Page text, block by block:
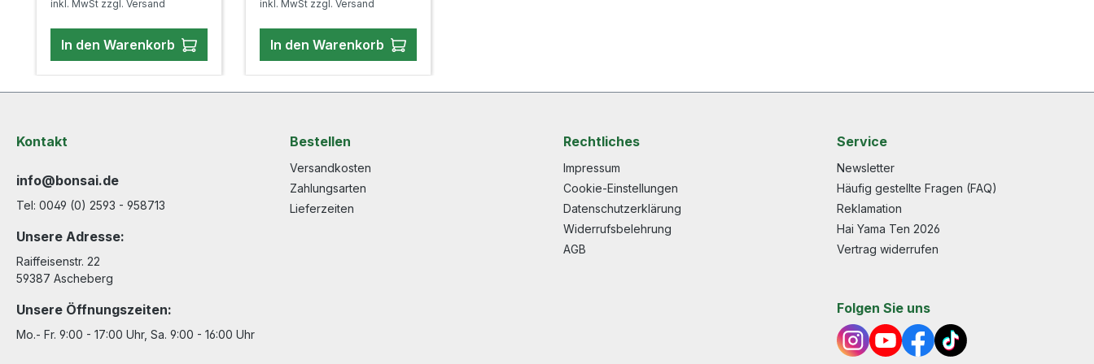
inkl. MwSt zzgl. Versand
In den Warenkorb
anderen Seite das Wasser
feinen Wurzeln nicht zu
lange nass sind.
inkl. MwSt zzgl. Versand
In den Warenkorb
Kontakt
info@bonsai.de
Tel: 0049 (0) 2593 - 958713
Unsere Adresse:
Raiffeisenstr. 22
59387 Ascheberg
Unsere Öffnungszeiten:
Mo.- Fr. 9:00 - 17:00 Uhr, Sa. 9:00 - 16:00 Uhr
Bestellen
Versandkosten
Zahlungsarten
Lieferzeiten
Rechtliches
Impressum
Cookie-Einstellungen
Datenschutzerklärung
Widerrufsbelehrung
AGB
Service
Newsletter
Häufig gestellte Fragen (FAQ)
Reklamation
Hai Yama Ten 2026
Vertrag widerrufen
Folgen Sie uns